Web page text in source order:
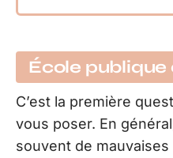
École publique
C’est la première
vous poser. En
souvent de mauvaises